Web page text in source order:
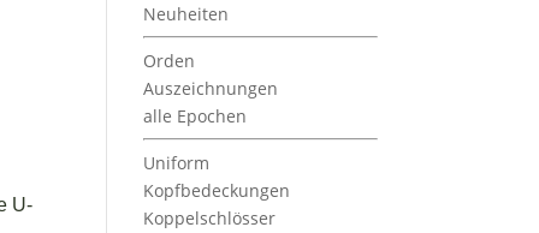
U-
Neuheiten
Orden
Auszeichnungen
alle Epochen
Uniform
Kopfbedeckungen
Koppelschlösser